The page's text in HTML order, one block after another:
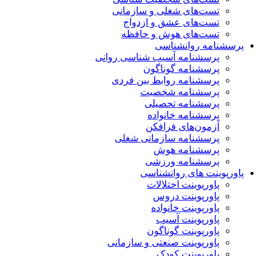
تست‌های شغلی و سازمانی
تست‌های عشق و ازدواج
تست‌های هوش و حافظه
پرسشنامه روانشناسی
پرسشنامه آسیب شناسی روانی
پرسشنامه گوناگون
پرسشنامه روابط بین فردی
پرسشنامه شخصیت
پرسشنامه تحصیلی
پرسشنامه خانواده
آزمون‌های فرافکن
پرسشنامه سازمانی شغلی
پرسشنامه هوش
پرسشنامه ورزشی
پاورپوینت های روانشناسی
پاورپوینت اختلالات
پاورپوینت دروس
پاورپوینت خانواده
پاورپوینت آسیب
پاورپوینت گوناگون
پاورپوینت صنعتی و سازمانی
پاورپوینت کودک